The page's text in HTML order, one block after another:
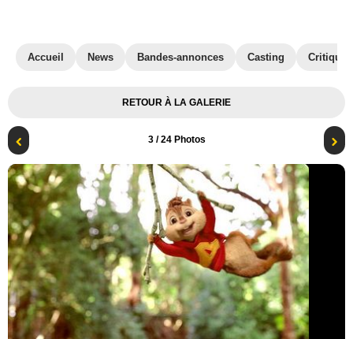
Accueil News Bandes-annonces Casting
RETOUR À LA GALERIE
3/ 24 Photos